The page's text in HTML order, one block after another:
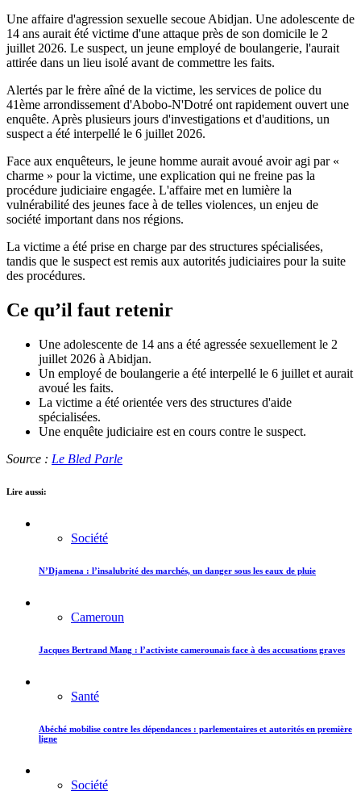
Une affaire d'agression sexuelle secoue Abidjan. Une adolescente de
14 ans aurait été victime d'une attaque près de son domicile le 2
juillet 2026. Le suspect, un jeune employé de boulangerie, l'aurait
attirée dans un lieu isolé avant de commettre les faits.
Alertés par le frère aîné de la victime, les services de police du
41ème arrondissement d'Abobo-N'Dotré ont rapidement ouvert une
enquête. Après plusieurs jours d'investigations et d'auditions, un
suspect a été interpellé le 6 juillet 2026.
Face aux enquêteurs, le jeune homme aurait avoué avoir agi par «
charme » pour la victime, une explication qui ne freine pas la
procédure judiciaire engagée. L'affaire met en lumière la
vulnérabilité des jeunes face à de telles violences, un enjeu de
société important dans nos régions.
La victime a été prise en charge par des structures spécialisées,
tandis que le suspect est remis aux autorités judiciaires pour la suite
des procédures.
Ce qu’il faut retenir
Une adolescente de 14 ans a été agressée sexuellement le 2
juillet 2026 à Abidjan.
Un employé de boulangerie a été interpellé le 6 juillet et aurait
avoué les faits.
La victime a été orientée vers des structures d'aide
spécialisées.
Une enquête judiciaire est en cours contre le suspect.
Source : Le Bled Parle
Lire aussi:
Société
N’Djamena : l’insalubrité des marchés, un danger sous les eaux de pluie
Cameroun
Jacques Bertrand Mang : l’activiste camerounais face à des accusations graves
Santé
Abéché mobilise contre les dépendances : parlementaires et autorités en première
ligne
Société